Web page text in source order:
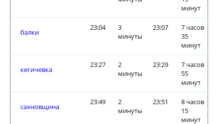
минут
балки
23:04
3
минуты
23:07
7 часов
35
минут
кегичевка
23:27
2
минуты
23:29
7 часов
55
минут
сахновщина
23:49
2
минуты
23:51
8 часов
15
минут